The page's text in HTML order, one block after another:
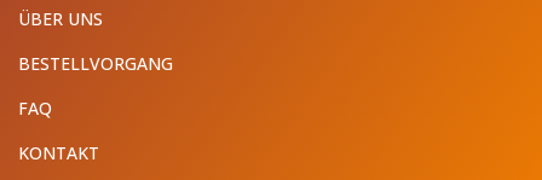
ÜBER UNS
BESTELLVORGANG
FAQ
KONTAKT